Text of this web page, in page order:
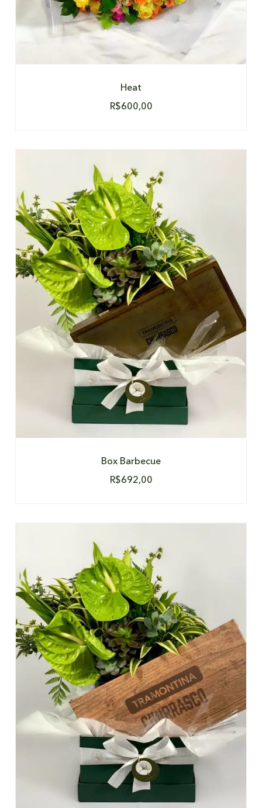
Heat
R$600,00
DETALHES
Box Barbecue
R$692,00
DETALHES